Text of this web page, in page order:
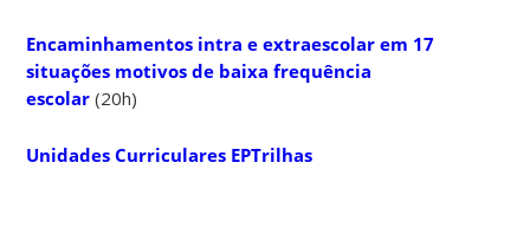
Encaminhamentos intra e extraescolar em 17
situações motivos de baixa frequência
escolar (20h)
Unidades Curriculares EPTrilhas